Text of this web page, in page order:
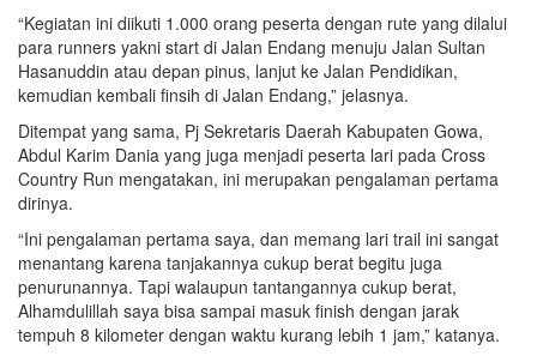
“Kegiatan ini diikuti 1.000 orang peserta dengan rute yang dilalui
para runners yakni start di Jalan Endang menuju Jalan Sultan
Hasanuddin atau depan pinus, lanjut ke Jalan Pendidikan,
kemudian kembali finsih di Jalan Endang,” jelasnya.
Ditempat yang sama, Pj Sekretaris Daerah Kabupaten Gowa,
Abdul Karim Dania yang juga menjadi peserta lari pada Cross
Country Run mengatakan, ini merupakan pengalaman pertama
dirinya.
“Ini pengalaman pertama saya, dan memang lari trail ini sangat
menantang karena tanjakannya cukup berat begitu juga
penurunannya. Tapi walaupun tantangannya cukup berat,
Alhamdulillah saya bisa sampai masuk finish dengan jarak
tempuh 8 kilometer dengan waktu kurang lebih 1 jam,” katanya.